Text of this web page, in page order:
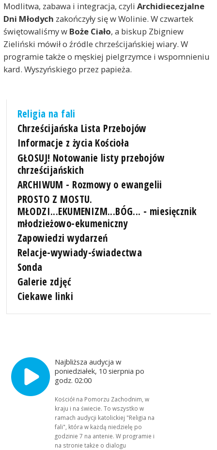
Modlitwa, zabawa i integracja, czyli Archidiecezjalne
Dni Młodych zakończyły się w Wolinie. W czwartek
świętowaliśmy w Boże Ciało, a biskup Zbigniew
Zieliński mówił o źródle chrześcijańskiej wiary. W
programie także o męskiej pielgrzymce i wspomnieniu
kard. Wyszyńskiego przez papieża.
Religia na fali
Chrześcijańska Lista Przebojów
Informacje z życia Kościoła
GŁOSUJ! Notowanie listy przebojów
chrześcijańskich
ARCHIWUM - Rozmowy o ewangelii
PROSTO Z MOSTU.
MŁODZI...EKUMENIZM...BÓG... - miesięcznik
młodzieżowo-ekumeniczny
Zapowiedzi wydarzeń
Relacje-wywiady-świadectwa
Sonda
Galerie zdjęć
Ciekawe linki
Najbliższa audycja w
poniedziałek, 10 sierpnia po
godz. 02:00
Kościół na Pomorzu Zachodnim, w
kraju i na świecie. To wszystko w
ramach audycji katolickiej "Religia na
fali", która w każdą niedzielę po
godzinie 7 na antenie. W programie i
na stronie także o dialogu